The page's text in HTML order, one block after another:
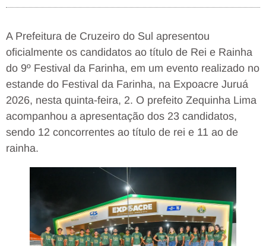
A Prefeitura de Cruzeiro do Sul apresentou
oficialmente os candidatos ao título de Rei e Rainha
do 9º Festival da Farinha, em um evento realizado no
estande do Festival da Farinha, na Expoacre Juruá
2026, nesta quinta-feira, 2. O prefeito Zequinha Lima
acompanhou a apresentação dos 23 candidatos,
sendo 12 concorrentes ao título de rei e 11 ao de
rainha.